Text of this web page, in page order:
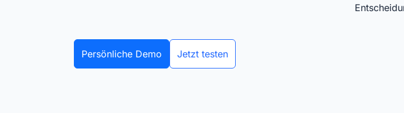
Persönliche Demo Jetzt testen